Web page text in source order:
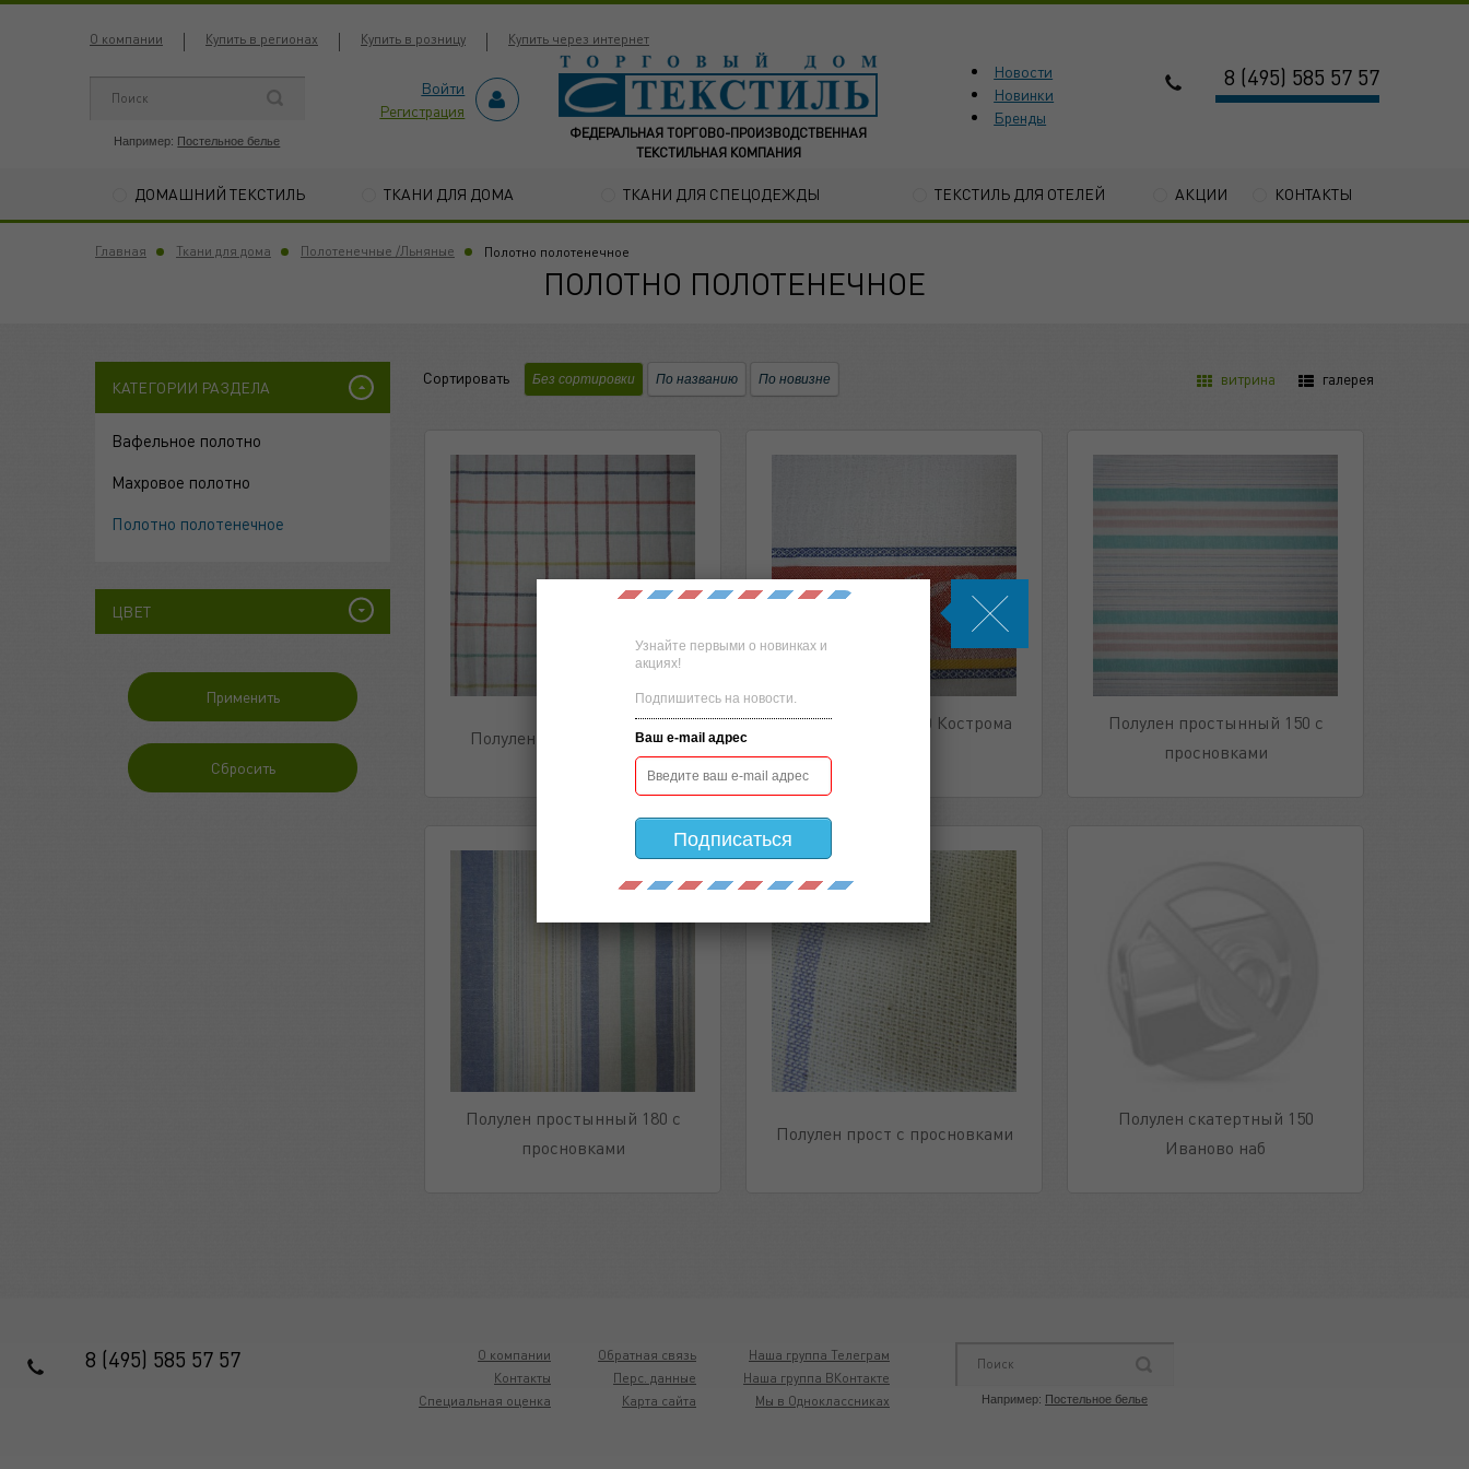
О компании Купить в регионах Купить в розницу Купить через интернет
Например: Постельное белье
Войти
Регистрация
ФЕДЕРАЛЬНАЯ ТОРГОВО-ПРОИЗВОДСТВЕННАЯ
ТЕКСТИЛЬНАЯ КОМПАНИЯ
Новости
Новинки
Бренды
8 (495) 585 57 57
ДОМАШНИЙ ТЕКСТИЛЬ ТКАНИ ДЛЯ ДОМА ТКАНИ ДЛЯ СПЕЦОДЕЖДЫ ТЕКСТИЛЬ ДЛЯ ОТЕЛЕЙ АКЦИИ КОНТАКТЫ
Главная Ткани для дома Полотенечные /Льняные Полотно полотенечное
ПОЛОТНО ПОЛОТЕНЕЧНОЕ
КАТЕГОРИИ РАЗДЕЛА
Вафельное полотно
Махровое полотно
Полотно полотенечное
ЦВЕТ
Сортировать Без сортировки По названию По новизне витрина галерея
Полулен полотенечный 50
Полулен полотен 50 Кострома
Полулен простынный 150 с
просновками
Полулен простынный 180 с
просновками
Полулен прост с просновками
Полулен скатертный 150
Иваново наб
8 (495) 585 57 57
О компании
Контакты
Специальная оценка
Обратная связь
Перс. данные
Карта сайта
Наша группа Телеграм
Наша группа ВКонтакте
Мы в Одноклассниках
Например: Постельное белье
Узнайте первыми о новинках и
акциях!
Подпишитесь на новости.
Ваш e-mail адрес
Подписаться